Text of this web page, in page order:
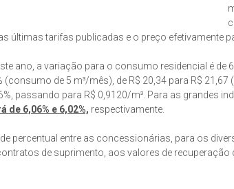
últimas tarifas publicadas e o preço efetivamente
ano, a variação para o consumo residencial é de
(consumo de 5 m³/mês), de R$ 20,34 para R$
passando para R$ 0,9120/m³. Para as grandes
de 6,06% e 6,02%, respectivamente.
percentual entre as concessionárias, para os
de suprimento, aos valores de